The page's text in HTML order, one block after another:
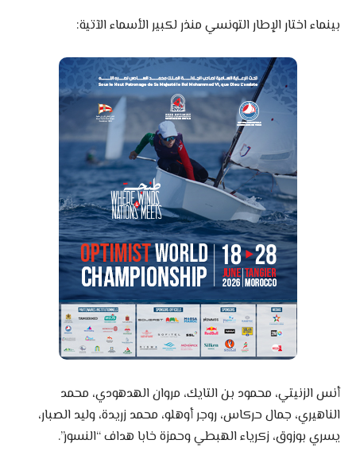
بينماء اختار الإطار التونسي منذر لكبير الأسماء الآتية:
أنس الزنيتي، محمود بن التايك، مروان الهدهودي، محمد
الناهيري، جمال حركاس، روجر أوهلو، محمد زريدة، وليد الصبار،
يسري بوزوق، زكرياء الهبطي وحمزة خابا هداف “النسور”.